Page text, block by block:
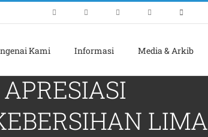
Kami Informasi Media & Arkib
LIMA